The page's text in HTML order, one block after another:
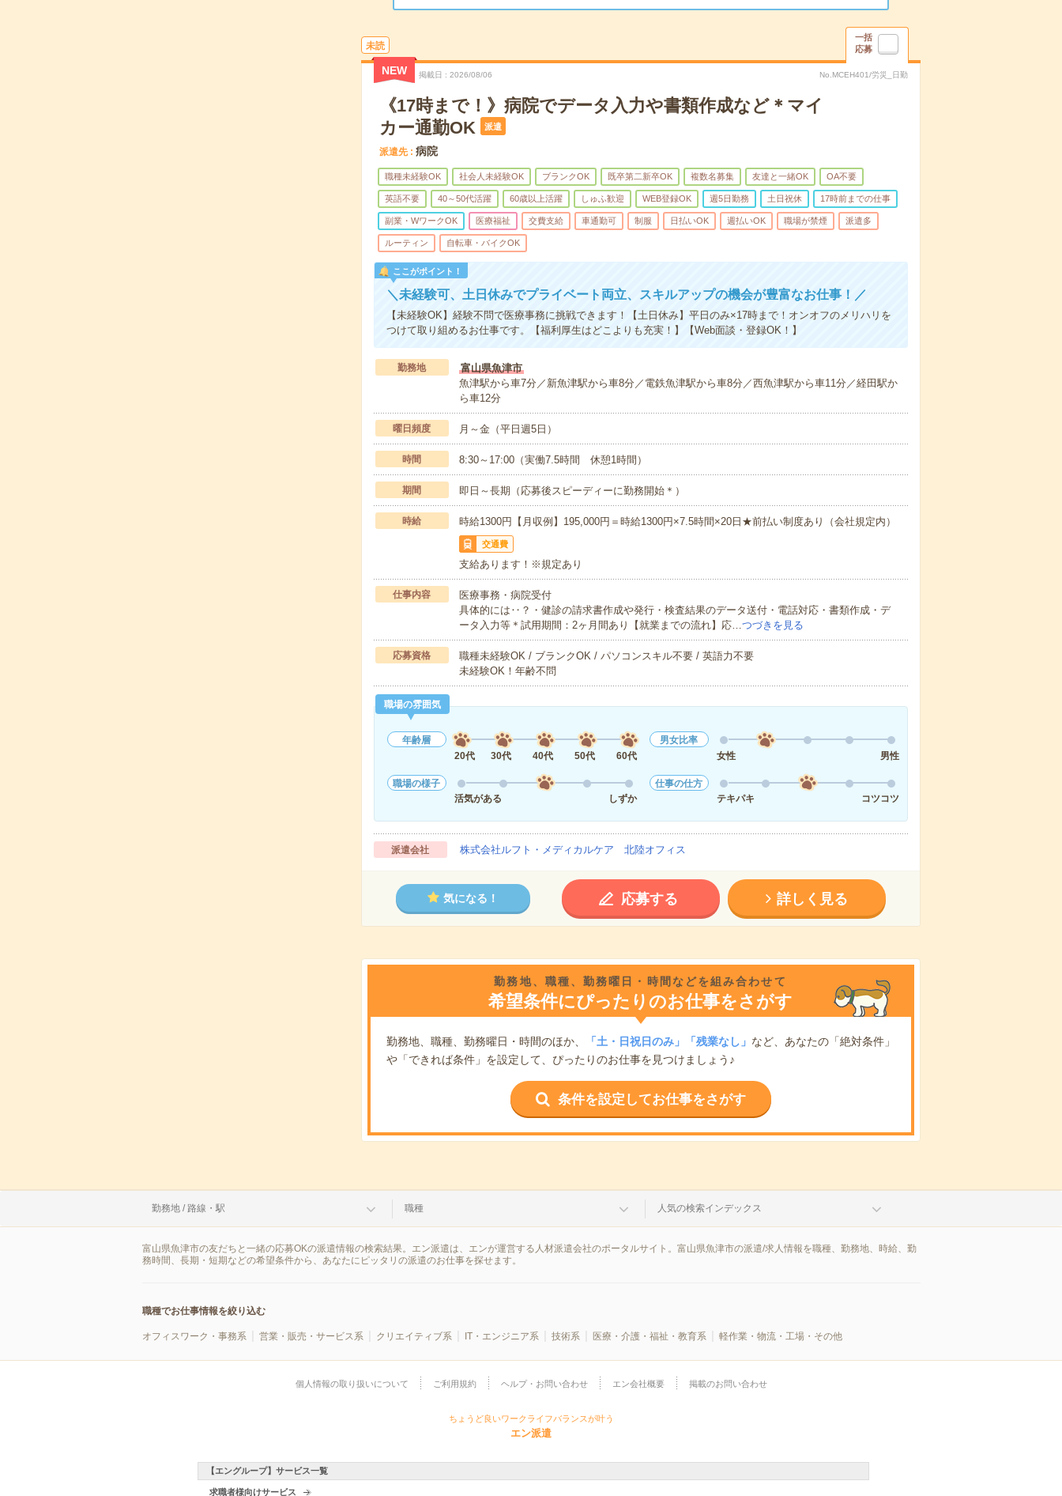
未読
一括
応募
NEW 掲載日 2026/08/06 No.MCEH401/労災_日勤
《17時まで！》病院でデータ入力や書類作成など＊マイ
カー通勤OK
派遣
派遣先 病院
職種未経験OK 社会人未経験OK ブランクOK 既卒第二新卒OK 複数名募集 友達と一緒OK OA不要
英語不要 40～50代活躍 60歳以上活躍 しゅふ歓迎 WEB登録OK 週5日勤務 土日祝休 17時前までの仕事
副業・WワークOK 医療福祉 交費支給 車通勤可 制服 日払いOK 週払いOK 職場が禁煙 派遣多
ルーティン 自転車・バイクOK
ここがポイント！
＼未経験可、土日休みでプライベート両立、スキルアップの機会が豊富なお仕事！／
【未経験OK】経験不問で医療事務に挑戦できます！【土日休み】平日のみ×17時まで！オンオフのメリハリを
つけて取り組めるお仕事です。【福利厚生はどこよりも充実！】【Web面談・登録OK！】
勤務地
富山県魚津市
魚津駅から車7分／新魚津駅から車8分／電鉄魚津駅から車8分／西魚津駅から車11分／経田駅か
ら車12分
曜日頻度 月～金（平日週5日）
時間 8:30～17:00（実働7.5時間 休憩1時間）
期間 即日～長期（応募後スピーディーに勤務開始＊）
時給 時給1300円【月収例】195,000円＝時給1300円×7.5時間×20日★前払い制度あり（会社規定内）
交通費
支給あります！※規定あり
仕事内容
医療事務・病院受付
具体的には‥？・健診の請求書作成や発行・検査結果のデータ送付・電話対応・書類作成・デ
ータ入力等＊試用期間：2ヶ月間あり【就業までの流れ】応…つづきを見る
応募資格
職種未経験OK / ブランクOK / パソコンスキル不要 / 英語力不要
未経験OK！年齢不問
職場の雰囲気
年齢層
20代
30代 40代 50代 60代
男女比率
女性
男性
職場の様子
活気がある
しずか
仕事の仕方
テキパキ
コツコツ
派遣会社 株式会社ルフト・メディカルケア 北陸オフィス
気になる！ 応募する 詳しく見る
勤務地、職種、勤務曜日・時間などを組み合わせて
希望条件にぴったりのお仕事をさがす
勤務地、職種、勤務曜日・時間のほか、 「土・日祝日のみ」「残業なし」 など、あなたの「絶対条件」
や「できれば条件」を設定して、ぴったりのお仕事を見つけましょう♪
条件を設定してお仕事をさがす
勤務地 / 路線・駅 職種 人気の検索インデックス
富山県魚津市の友だちと一緒の応募OKの派遣情報の検索結果。エン派遣は、エンが運営する人材派遣会社のポータルサイト。富山県魚津市の派遣/求人情報を職種、勤務地、時給、勤
務時間、長期・短期などの希望条件から、あなたにピッタリの派遣のお仕事を探せます。
職種でお仕事情報を絞り込む
オフィスワーク・事務系 営業・販売・サービス系 クリエイティブ系 IT・エンジニア系 技術系 医療・介護・福祉・教育系 軽作業・物流・工場・その他
個人情報の取り扱いについて ご利用規約 ヘルプ・お問い合わせ エン会社概要 掲載のお問い合わせ
ちょうど良いワークライフバランスが叶う
エン派遣
【エングループ】サービス一覧
求職者様向けサービス